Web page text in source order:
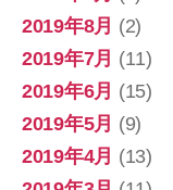
2019年8月 (2)
2019年7月 (11)
2019年6月 (15)
2019年5月 (9)
2019年4月 (13)